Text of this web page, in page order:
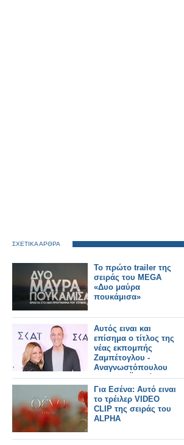
ΣΧΕΤΙΚΑ ΑΡΘΡΑ
Το πρώτο trailer της
σειράς του MEGA
«Δυο μαύρα
πουκάμισα»
Αυτός ειναι και
επίσημα ο τίτλος της
νέας εκπομπής
Ζαμπέτογλου -
Αναγνωστόπουλου
στον ΣΚΑΪ - Δείτε το
τρειλερ
Για Εσένα: Αυτό ειναι
το τρέιλερ VIDEO
CLIP της σειράς του
ALPHA